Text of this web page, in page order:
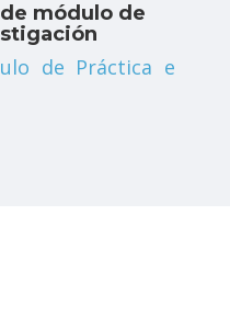
módulo de
de Práctica e